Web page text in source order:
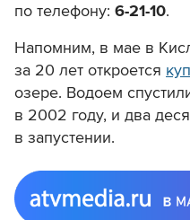
по телефону: 6-21-10.
Напомним, в мае в
за 20 лет откроется
озере. Водоем
в 2002 году, и два
в запустении.